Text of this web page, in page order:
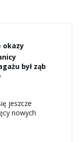
okazy
był ząb
jeszcze
nowych